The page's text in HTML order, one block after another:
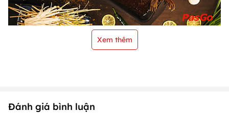
Xem thêm
Đánh giá bình luận